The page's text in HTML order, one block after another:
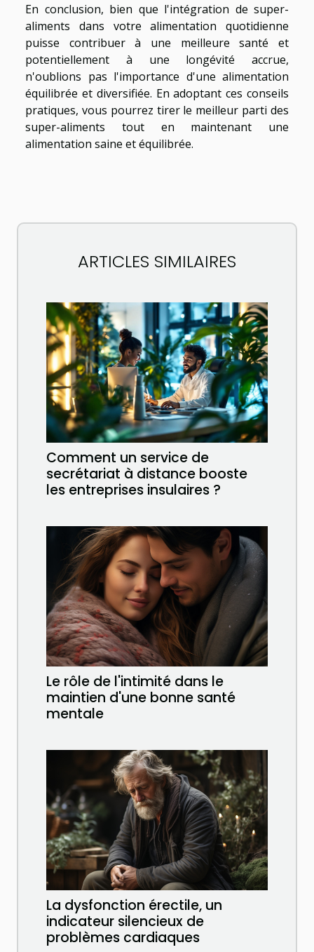
En conclusion, bien que l'intégration de super-
aliments dans votre alimentation quotidienne
puisse contribuer à une meilleure santé et
potentiellement à une longévité accrue,
n'oublions pas l'importance d'une alimentation
équilibrée et diversifiée. En adoptant ces conseils
pratiques, vous pourrez tirer le meilleur parti des
super-aliments tout en maintenant une
alimentation saine et équilibrée.
ARTICLES SIMILAIRES
Comment un service de
secrétariat à distance booste
les entreprises insulaires ?
Le rôle de l'intimité dans le
maintien d'une bonne santé
mentale
La dysfonction érectile, un
indicateur silencieux de
problèmes cardiaques